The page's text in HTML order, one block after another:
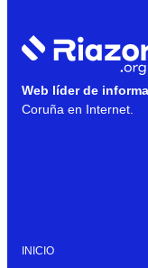
Web líder de
Coruña en Internet.
INICIO